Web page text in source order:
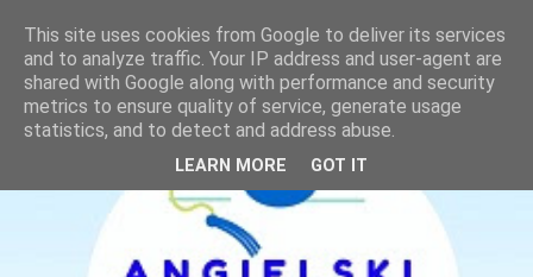
This site uses cookies from Google to deliver its services
and to analyze traffic. Your IP address and user-agent are
shared with Google along with performance and security
metrics to ensure quality of service, generate usage
statistics, and to detect and address abuse.
LEARN MORE GOT IT